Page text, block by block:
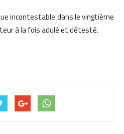
incontestable dans le vingtième
à la fois adulé et détesté.